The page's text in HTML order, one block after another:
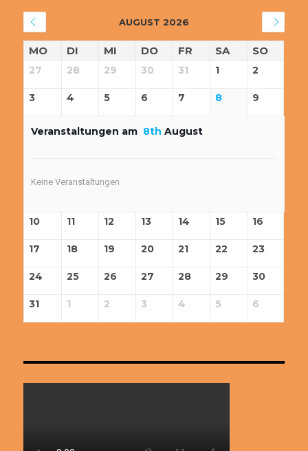
AUGUST 2026
MO DI MI DO FR SA SO
27 28 29 30 31 1 2
3 4 5 6 7 8 9
Veranstaltungen am 8th August
Keine Veranstaltungen
10 11 12 13 14 15 16
17 18 19 20 21 22 23
24 25 26 27 28 29 30
31 1 2 3 4 5 6